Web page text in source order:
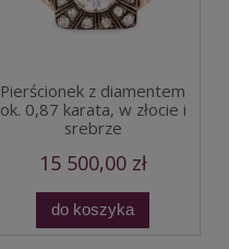
Pierścionek z diamentem
ok. 0,87 karata, w złocie i
srebrze
15 500,00 zł
do koszyka